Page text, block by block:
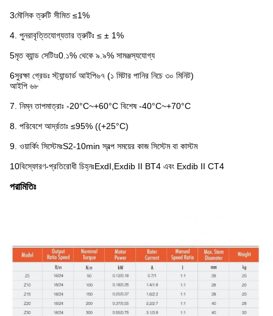
3মৌলিক ত্রুটি সীমিত ≤1%
4. পুনরাবৃত্তিযোগ্যতার ত্রুটিঃ ≤ ± 1%
5মৃত ব্যান্ড সেটিংঃ0.১% থেকে ৯.৯% সামঞ্জস্যযোগ্য
6সুরক্ষা গ্রেডঃ স্ট্যান্ডার্ড আইপি৬৭ (১ মিটার পানির নিচে ৩০ মিনিট)
আইপি ৬৮
7. নিম্ন তাপমাত্রাঃ -20°C~+60°C বিশেষ -40°C~+70°C
8. পরিবেশে আর্দ্রতাঃ ≤95% ((+25°C)
9. ওয়ার্কিং সিস্টেমঃS2-10min স্বল্প সময়ের কাজ সিস্টেম বা কাস্টম
10বিস্ফোরণ-প্রতিরোধী চিহ্নঃExdI,Exdib II BT4 এবং Exdib II CT4
পরামিতিঃ